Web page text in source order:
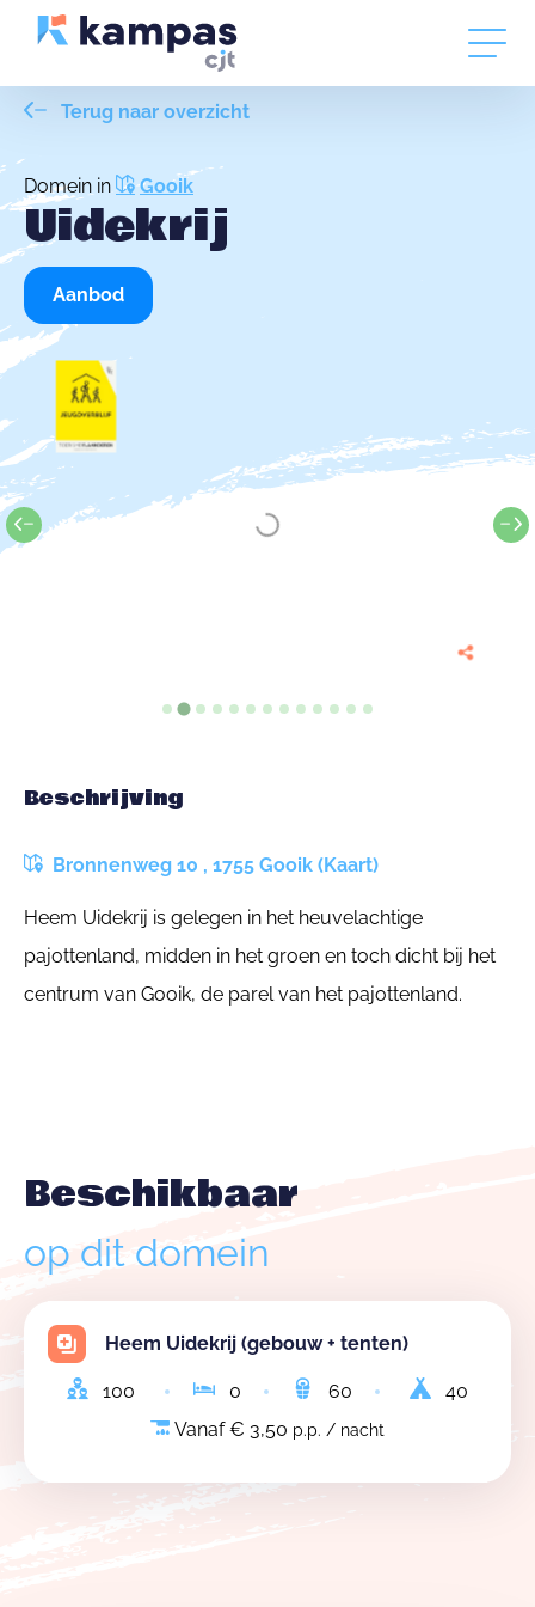
Terug naar overzicht
Domein in Gooik
Uidekrij
Aanbod
Beschrijving
Bronnenweg 10 , 1755 Gooik (Kaart)
Heem Uidekrij is gelegen in het heuvelachtige
pajottenland, midden in het groen en toch dicht bij het
centrum van Gooik, de parel van het pajottenland.
Beschikbaar
op dit domein
Heem Uidekrij (gebouw + tenten)
100 0 60
40
Vanaf € 3,50 p.p. / nacht